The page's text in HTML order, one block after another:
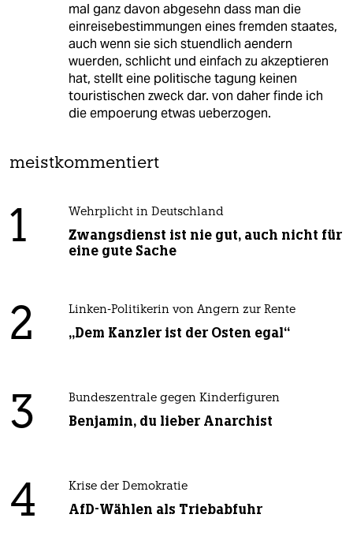
mal ganz davon abgesehn dass man die
einreisebestimmungen eines fremden staates,
auch wenn sie sich stuendlich aendern
wuerden, schlicht und einfach zu akzeptieren
hat, stellt eine politische tagung keinen
touristischen zweck dar. von daher finde ich
die empoerung etwas ueberzogen.
meistkommentiert
1 Wehrplicht in Deutschland
Zwangsdienst ist nie gut, auch nicht für
eine gute Sache
2 Linken-Politikerin von Angern zur Rente
„Dem Kanzler ist der Osten egal“
3 Bundeszentrale gegen Kinderfiguren
Benjamin, du lieber Anarchist
4 Krise der Demokratie
AfD-Wählen als Triebabfuhr